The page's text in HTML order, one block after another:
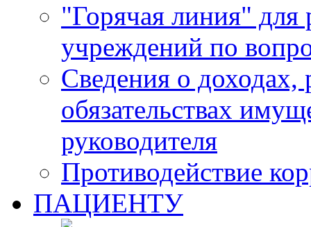
"Горячая линия"
учреждений по
Сведения о доходах,
обязательствах
руководителя
Противодействие
ПАЦИЕНТУ